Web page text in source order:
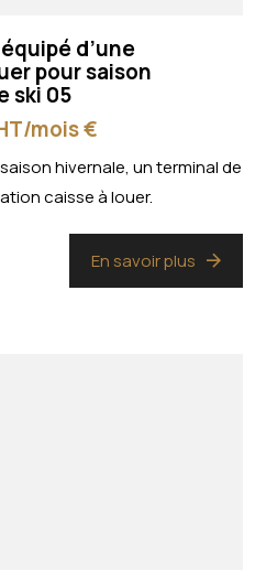
d’une
pour saison
ski 05
mois €
hivernale, un terminal de
caisse à louer.
En savoir plus